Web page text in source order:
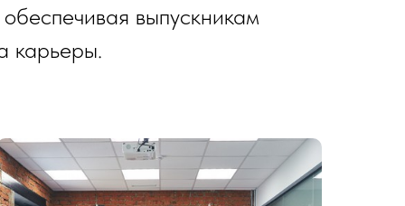
выпускникам
карьеры.